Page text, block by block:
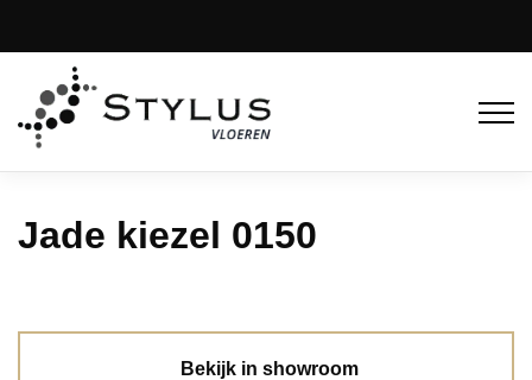
Jade kiezel 0150
Bekijk in showroom